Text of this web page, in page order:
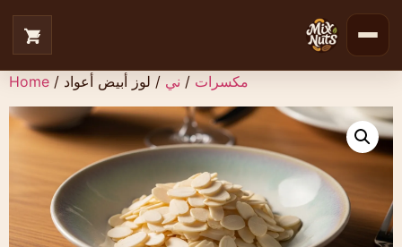
Home / مكسرات / ني / لوز أبيض أعواد